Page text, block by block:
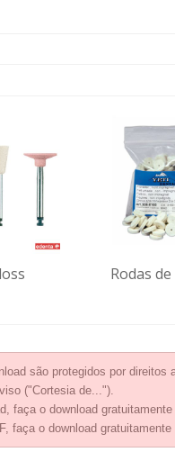
Rodas
são protegidos por direitos
("Cortesia de...").
faça o download
faça o download gratuitamente